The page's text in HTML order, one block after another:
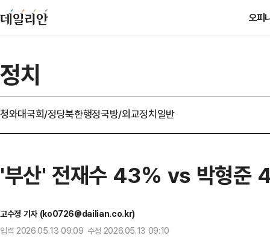
오피
정치
청와대국회/정당북한행정국방/외교정치일반
'부산' 전재수 43% vs 박형준
고수정 기자 (ko0726@dailian.co.kr)
입력 2026.05.13 09:09 수정 2026.05.13 09:10